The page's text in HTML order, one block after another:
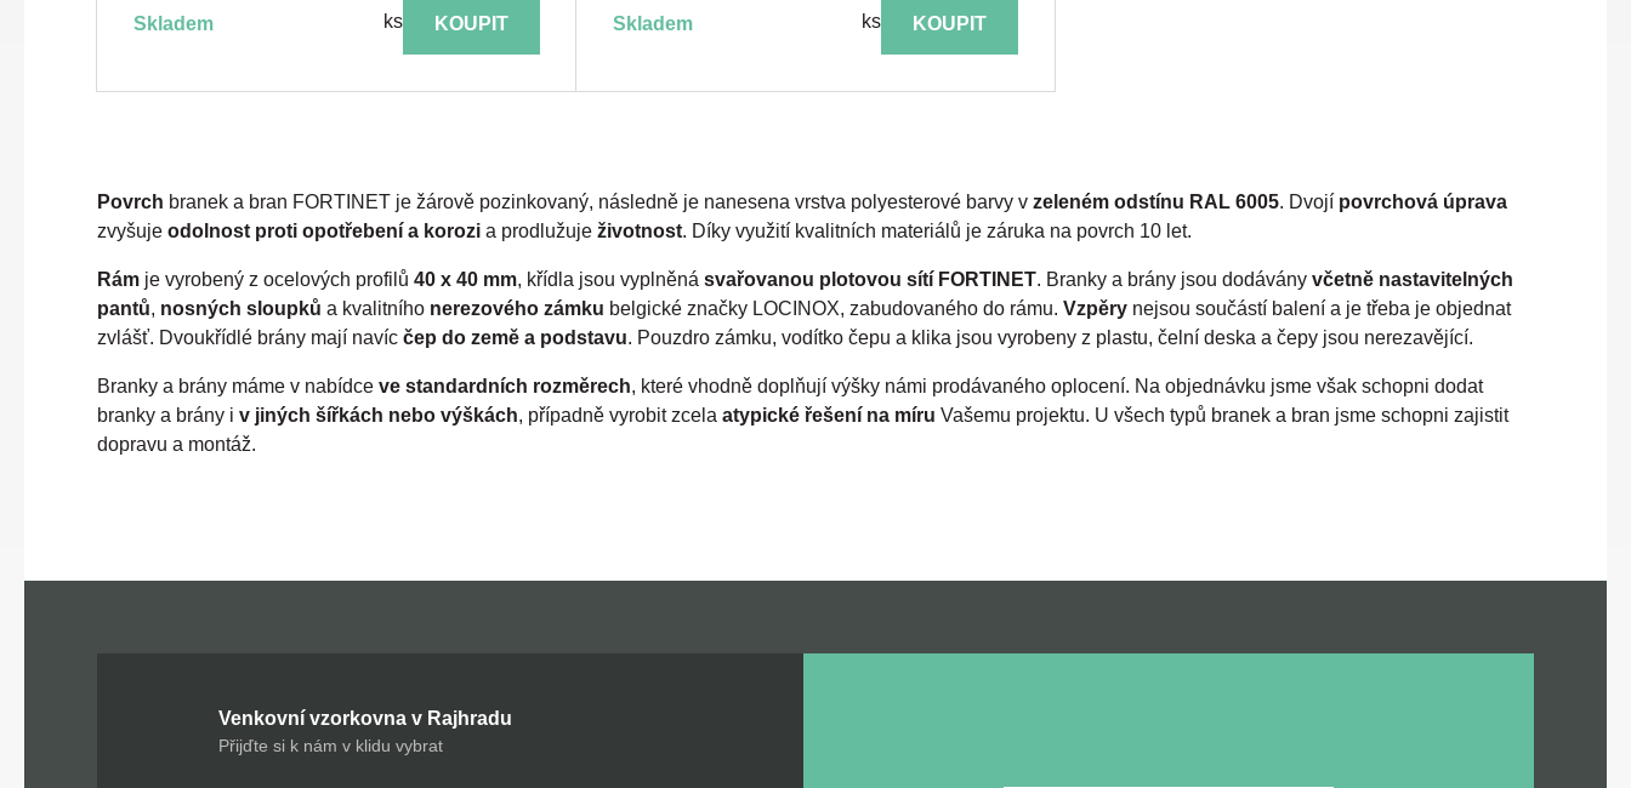
skladem ks KOUPIT skladem ks KOUPIT
Povrch branek a bran FORTINET je žárově pozinkovaný, následně je nanesena vrstva polyesterové barvy v zeleném odstínu RAL 6005. Dvojí povrchová úprava
zvyšuje odolnost proti opotřebení a korozi a prodlužuje životnost. Díky využití kvalitních materiálů je záruka na povrch 10 let.
Rám je vyrobený z ocelových profilů 40 x 40 mm, křídla jsou vyplněná svařovanou plotovou sítí FORTINET. Branky a brány jsou dodávány včetně nastavitelných
pantů, nosných sloupků a kvalitního nerezového zámku belgické značky LOCINOX, zabudovaného do rámu. Vzpěry nejsou součástí balení a je třeba je objednat
zvlášť. Dvoukřídlé brány mají navíc čep do země a podstavu. Pouzdro zámku, vodítko čepu a klika jsou vyrobeny z plastu, čelní deska a čepy jsou nerezavějící.
Branky a brány máme v nabídce ve standardních rozměrech, které vhodně doplňují výšky námi prodávaného oplocení. Na objednávku jsme však schopni dodat
branky a brány i v jiných šířkách nebo výškách, případně vyrobit zcela atypické řešení na míru Vašemu projektu. U všech typů branek a bran jsme schopni zajistit
dopravu a montáž.
Venkovní vzorkovna v Rajhradu
Přijďte si k nám v klidu vybrat